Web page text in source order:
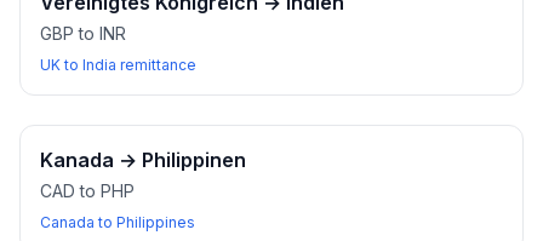
GBP to INR
UK to India remittance
Kanada → Philippinen
CAD to PHP
Canada to Philippines